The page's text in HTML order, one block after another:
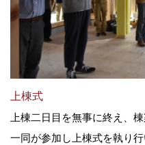
上棟式
上棟二日目を無事に終え、
一同が参加し上棟式を執り